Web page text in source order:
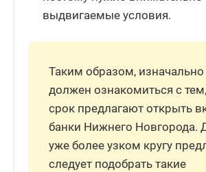
выдвигаемые условия.
Таким образом,
должен ознакомиться с
срок предлагают открыть
банки Нижнего Новгорода.
уже более узком кругу
следует подобрать такие